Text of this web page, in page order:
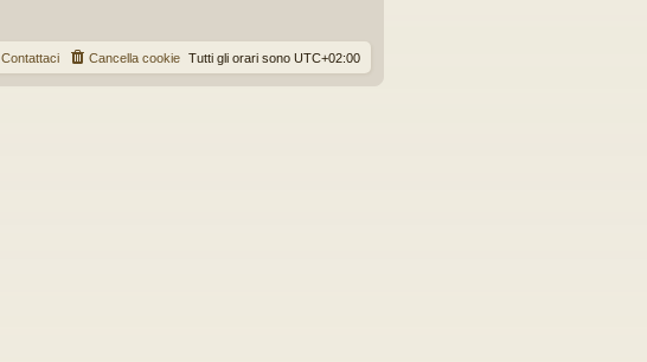
Tutti gli orari sono UTC+02:00
Cancella cookie
Contattaci